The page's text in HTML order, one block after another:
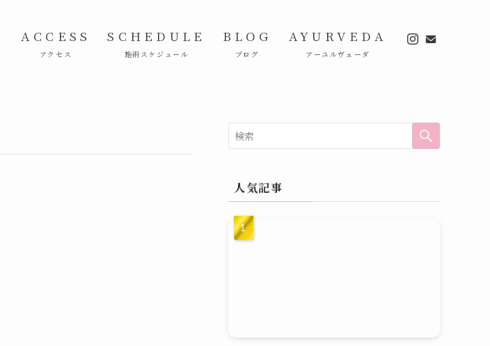
ACCESS
アクセス
SCHEDULE
施術スケジュール
BLOG
ブログ
AYURVEDA
アーユルヴェーダ
人気記事